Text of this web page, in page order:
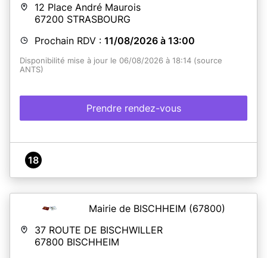
12 Place André Maurois
67200 STRASBOURG
Prochain RDV : 11/08/2026 à 13:00
Disponibilité mise à jour le 06/08/2026 à 18:14 (source
ANTS)
Prendre rendez-vous
18
Mairie de BISCHHEIM (67800)
37 ROUTE DE BISCHWILLER
67800 BISCHHEIM